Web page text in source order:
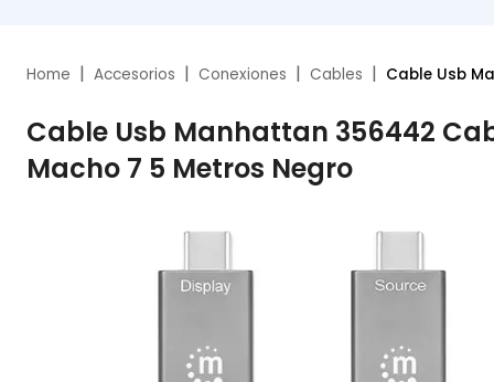
Home | Accesorios | Conexiones | Cables | Cable Usb
Cable Usb Manhattan 356442
Macho 7 5 Metros Negro